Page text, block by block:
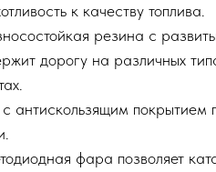
к качеству топлива.
резина с
дорогу на различных
антискользящим покрытием
фара позволяет